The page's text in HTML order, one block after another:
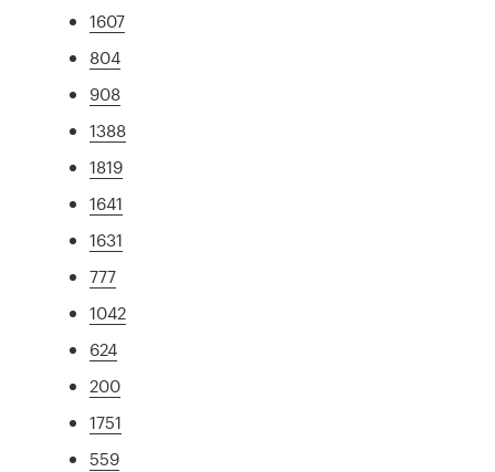
1607
804
908
1388
1819
1641
1631
777
1042
624
200
1751
559